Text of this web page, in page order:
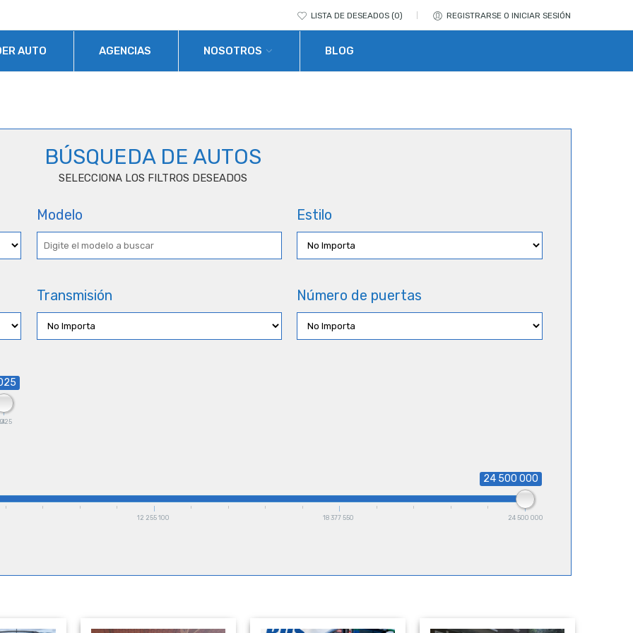
LISTA DE DESEADOS 0 REGISTRARSE O INICIAR SESIÓN
AUTO AGENCIAS NOSOTROS BLOG
BÚSQUEDA DE AUTOS
SELECCIONA LOS FILTROS DESEADOS
Modelo Estilo
Transmisión Número de puertas
24 500 000
12 255 100 18 377 550 24 500 000